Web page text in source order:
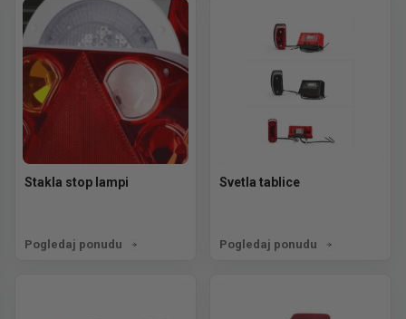
Stakla stop lampi
Pogledaj ponudu
Svetla tablice
Pogledaj ponudu